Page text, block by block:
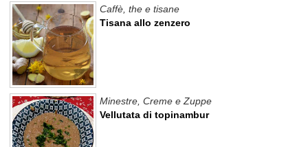
Tisana allo zenzero
Caffè, the e tisane
Vellutata di topinambur
Minestre, Creme e Zuppe